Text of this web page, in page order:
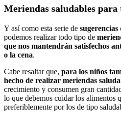
Meriendas saludables para
Y así como esta serie de sugerencias
podemos realizar todo tipo de
que nos mantendrán satisfechos
o la cena.
Cabe resaltar que, para los niños
hecho de realizar meriendas
crecimiento y consumen gran
lo que debemos cuidar los alimentos
preferiblemente por los de tipo